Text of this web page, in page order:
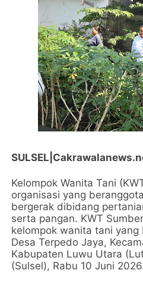
Kelompok Wanita Tani
organisasi yang
bergerak dibidang
serta pangan. KWT
kelompok wanita tani
Desa Terpedo Jaya,
Kabupaten Luwu Utara
(Sulsel), Rabu 10 Juni